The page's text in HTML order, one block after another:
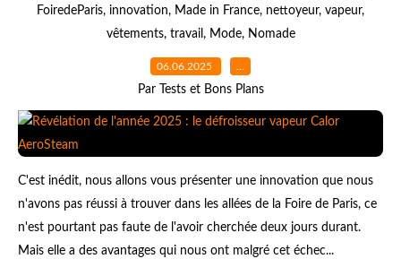
FoiredeParis, innovation, Made in France, nettoyeur, vapeur,
vêtements, travail , Mode, Nomade
06.06.2025 …
Par Tests et Bons Plans
C'est inédit, nous allons vous présenter une innovation que nous
n'avons pas réussi à trouver dans les allées de la Foire de Paris, ce
n'est pourtant pas faute de l'avoir cherchée deux jours durant.
Mais elle a des avantages qui nous ont malgré cet échec...